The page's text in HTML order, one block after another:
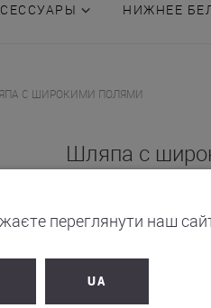
НИЖНЕЕ
С ШИРОКИМИ ПОЛЯМИ
Шляпа с
2 390грн
переглянути наш
UA